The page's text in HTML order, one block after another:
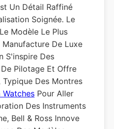
Un Détail Raffiné
Soignée. Le
Modèle Le Plus
De Luxe
S'inspire Des
Pilotage Et Offre
Des Montres
Watches Pour Aller
Des Instruments
Bell & Ross Innove